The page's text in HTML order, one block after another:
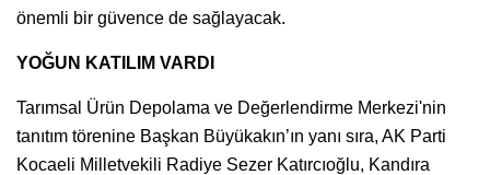
önemli bir güvence de sağlayacak.
YOĞUN KATILIM VARDI
Tarımsal Ürün Depolama ve Değerlendirme Merkezi'nin
tanıtım törenine Başkan Büyükakın’ın yanı sıra, AK Parti
Kocaeli Milletvekili Radiye Sezer Katırcıoğlu, Kandıra